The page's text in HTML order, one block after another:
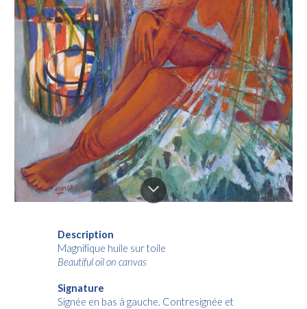
Description
Magnifique huile sur toile
Beautiful oil on canvas
Signature
Signée en bas à gauche. Contresignée et